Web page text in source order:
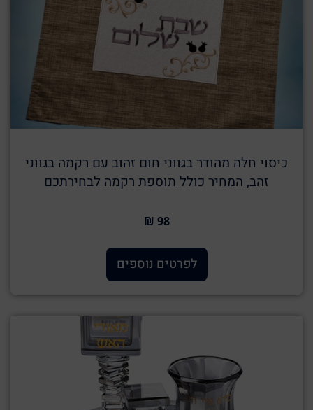
כיסוי חלה מהודר בגווני חום זהוב עם רקמה בגווני
זהב, המחיר כולל תוספת רקמה לבחירתכם
98 ₪
לפרטים נוספים